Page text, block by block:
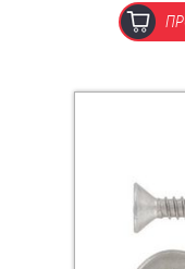
Крюки, кольца
Крюки, кольца